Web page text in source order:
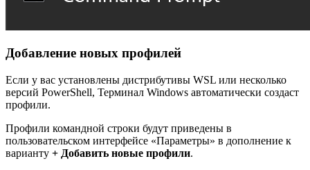
Добавление новых профилей
Если у вас установлены дистрибутивы WSL или несколько
версий PowerShell, Терминал Windows автоматически создаст
профили.
Профили командной строки будут приведены в
пользовательском интерфейсе «Параметры» в дополнение к
варианту + Добавить новые профили.